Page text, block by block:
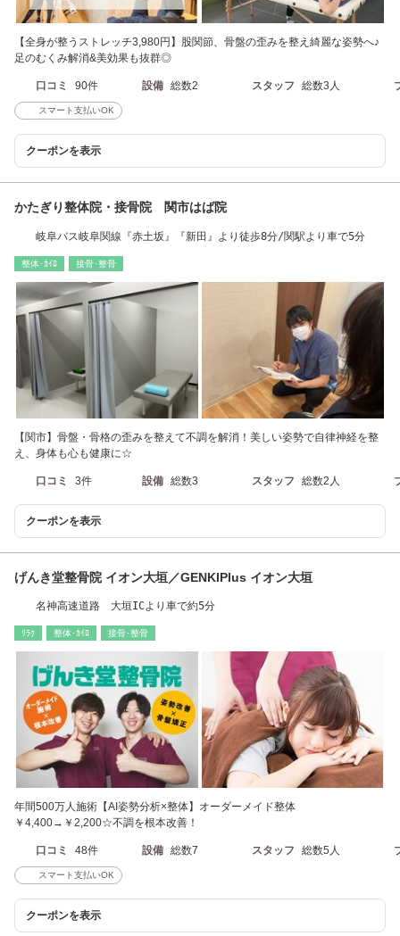
【全身が整うストレッチ3,980円】股関節、骨盤の歪みを整え綺麗な姿勢へ♪
足のむくみ解消&美効果も抜群◎
口コミ 90件 設備 総数2 スタッフ 総数3人
スマート支払いOK
クーポンを表示
かたぎり整体院・接骨院 関市はば院
岐阜バス岐阜関線『赤土坂』『新田』より徒歩8分/関駅より車で5分
整体･ｶｲﾛ 接骨･整骨
【関市】骨盤・骨格の歪みを整えて不調を解消！美しい姿勢で自律神経を整
え、身体も心も健康に☆
口コミ 3件 設備 総数3 スタッフ 総数2人
クーポンを表示
げんき堂整骨院 イオン大垣／GENKIPlus イオン大垣
名神高速道路 大垣ICより車で約5分
ﾘﾗｸ 整体･ｶｲﾛ 接骨･整骨
年間500万人施術【AI姿勢分析×整体】オーダーメイド整体
￥4,400→￥2,200☆不調を根本改善！
口コミ 48件 設備 総数7 スタッフ 総数5人
スマート支払いOK
クーポンを表示